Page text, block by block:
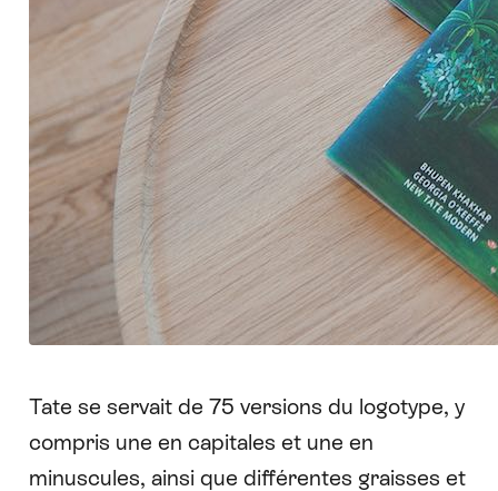
Tate se servait de 75 versions du logotype, y
compris une en capitales et une en
minuscules, ainsi que différentes graisses et